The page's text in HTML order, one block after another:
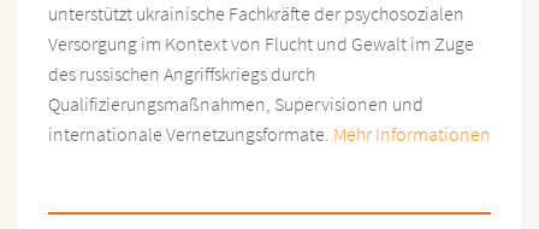
unterstützt ukrainische Fachkräfte der psychosozialen
Versorgung im Kontext von Flucht und Gewalt im Zuge
des russischen Angriffskriegs durch
Qualifizierungsmaßnahmen, Supervisionen und
internationale Vernetzungsformate. Mehr Informationen